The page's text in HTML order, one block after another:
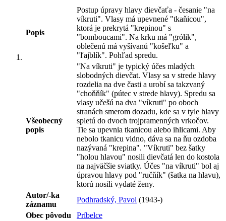
Popis
Postup úpravy hlavy dievčaťa - česanie "na
víkruti". Vlasy má upevnené "tkaňicou",
ktorá je prekrytá "krepinou" s
"bomboucami". Na krku má "grólik",
oblečenú má vyšívanú "košeľku" a
"ľajblík". Pohľad spredu.
Všeobecný
popis
"Na víkruti" je typický účes mladých
slobodných dievčat. Vlasy sa v strede hlavy
rozdelia na dve časti a urobí sa takzvaný
"choňňík" (pútec v strede hlavy). Spredu sa
vlasy učešú na dva "víkruti" po oboch
stranách smerom dozadu, kde sa v tyle hlavy
spletú do dvoch trojpramenných vrkočov.
Tie sa upevnia tkanicou alebo ihlicami. Aby
nebolo tkanicu vidno, dáva sa na ňu ozdoba
nazývaná "krepina". "Víkruti" bez šatky
"holou hlavou" nosili dievčatá len do kostola
na najväčšie sviatky. Účes "na víkruti" bol aj
úpravou hlavy pod "ručňík" (šatka na hlavu),
ktorú nosili vydaté ženy.
Autor/-ka
záznamu
Podhradský, Pavol (1943-)
Obec pôvodu
Príbelce